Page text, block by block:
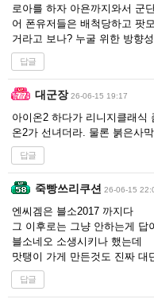
로아를 하자 아욘까지와서 군
어 폰유저들은 배척당하고 팟
거라고 보나? 누굴 위한 방향
답글
대군장 26-06-15 19:17
아이온2 하다가 리니지클래식
온2가 선녀더라. 물론 붉은사
답글
죽빵쓰리쿠션 26-06-15
엔씨겜은 블소2017 까지다
그 이후로는 그냥 안하는게 답
블소네오 소생시키나 했는데
맛탱이 가게 만든것도 진짜 대
답글